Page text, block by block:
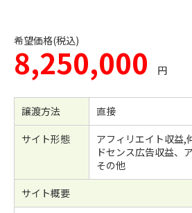
希望価格(税込)
8,250,000 円
譲渡方法
直接
サイト形態
アフィリエイト収益,
ドセンス広告収益、
その他
サイト概要